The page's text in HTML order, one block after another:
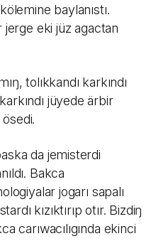
baylanıstı.
eki jüz agactan
tolıkkandı karkındı
jüyede ärbir
da jemisterdi
Bakca
jogarı sapalı
kızıktırıp otır. Bizdiŋ
carıwacılıgında ekinci